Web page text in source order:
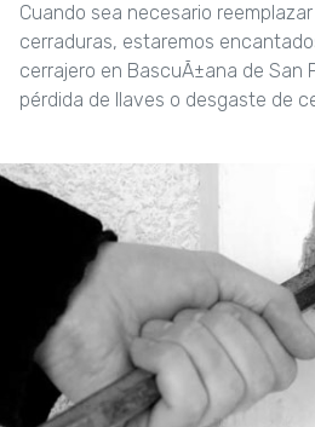
Cuando sea necesario
cerraduras, estaremos
cerrajero en BascuÃ±ana de San
pérdida de llaves o desgaste de